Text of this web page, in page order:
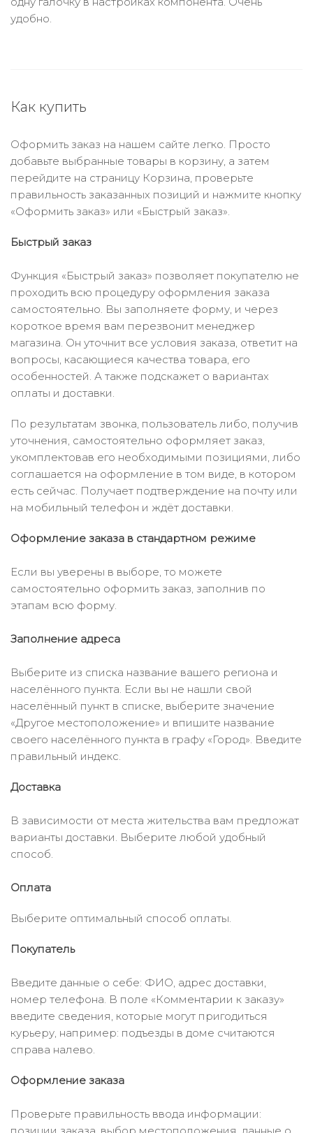
удобно.
Как купить
Оформить заказ на нашем сайте легко. Просто
добавьте выбранные товары в корзину, а затем
перейдите на страницу Корзина, проверьте
правильность заказанных позиций и нажмите кнопку
«Оформить заказ» или «Быстрый заказ».
Быстрый заказ
Функция «Быстрый заказ» позволяет покупателю не
проходить всю процедуру оформления заказа
самостоятельно. Вы заполняете форму, и через
короткое время вам перезвонит менеджер
магазина. Он уточнит все условия заказа, ответит на
вопросы, касающиеся качества товара, его
особенностей. А также подскажет о вариантах
оплаты и доставки.
По результатам звонка, пользователь либо, получив
уточнения, самостоятельно оформляет заказ,
укомплектовав его необходимыми позициями, либо
соглашается на оформление в том виде, в котором
есть сейчас. Получает подтверждение на почту или
на мобильный телефон и ждёт доставки.
Оформление заказа в стандартном режиме
Если вы уверены в выборе, то можете
самостоятельно оформить заказ, заполнив по
этапам всю форму.
Заполнение адреса
Выберите из списка название вашего региона и
населённого пункта. Если вы не нашли свой
населённый пункт в списке, выберите значение
«Другое местоположение» и впишите название
своего населённого пункта в графу «Город». Введите
правильный индекс.
Доставка
В зависимости от места жительства вам предложат
варианты доставки. Выберите любой удобный
способ.
Оплата
Выберите оптимальный способ оплаты.
Покупатель
Введите данные о себе: ФИО, адрес доставки,
номер телефона. В поле «Комментарии к заказу»
введите сведения, которые могут пригодиться
курьеру, например: подъезды в доме считаются
справа налево.
Оформление заказа
Проверьте правильность ввода информации: